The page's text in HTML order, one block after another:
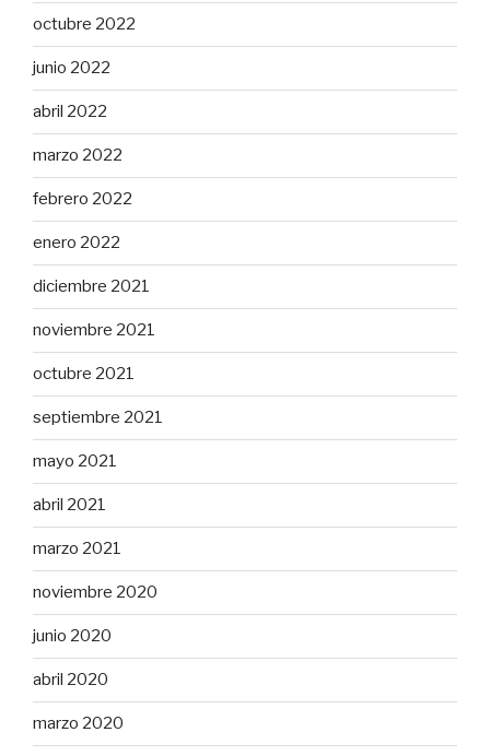
octubre 2022
junio 2022
abril 2022
marzo 2022
febrero 2022
enero 2022
diciembre 2021
noviembre 2021
octubre 2021
septiembre 2021
mayo 2021
abril 2021
marzo 2021
noviembre 2020
junio 2020
abril 2020
marzo 2020